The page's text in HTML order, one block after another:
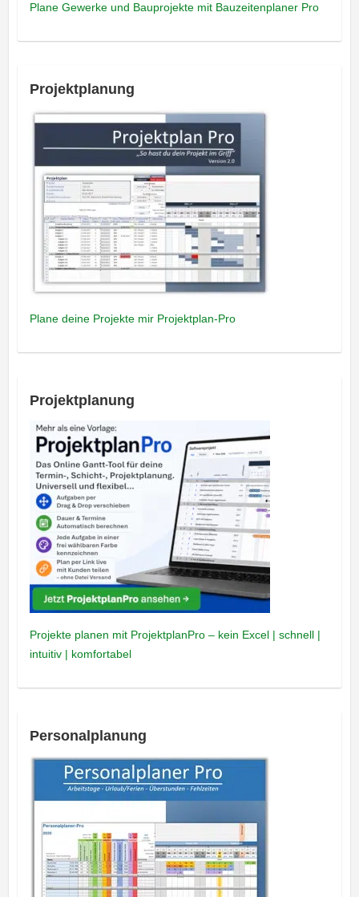
Plane Gewerke und Bauprojekte mit Bauzeitenplaner Pro
Projektplanung
Plane deine Projekte mir Projektplan-Pro
Projektplanung
Projekte planen mit ProjektplanPro – kein Excel | schnell |
intuitiv | komfortabel
Personalplanung